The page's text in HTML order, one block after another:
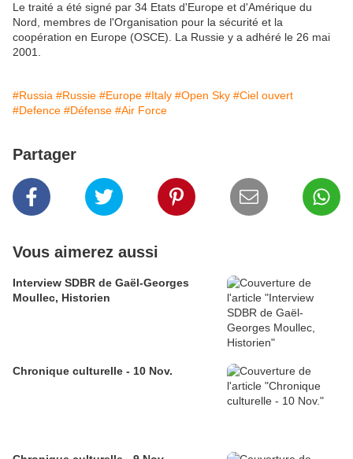
Le traité a été signé par 34 Etats d'Europe et d'Amérique du
Nord, membres de l'Organisation pour la sécurité et la
coopération en Europe (OSCE). La Russie y a adhéré le 26 mai
2001.
#Russia #Russie #Europe #Italy #Open Sky #Ciel ouvert
#Defence #Défense #Air Force
Partager
Vous aimerez aussi
Interview SDBR de Gaël-Georges
Moullec, Historien
Chronique culturelle - 10 Nov.